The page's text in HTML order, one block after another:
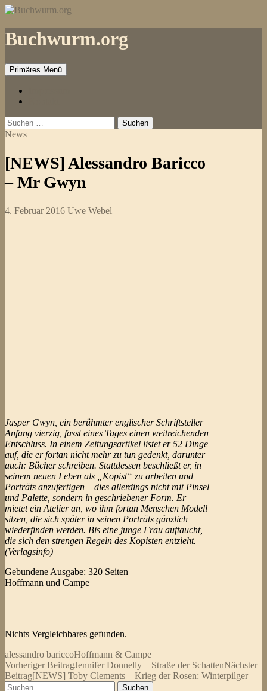
Zum
springen
Buchwurm.org
Primäres Menü
Suchen
nach:
News
[NEWS] Alessandro Baricco
– Mr Gwyn
4. Februar 2016 Uwe Webel
Jasper Gwyn, ein berühmter englischer Schriftsteller
Anfang vierzig, fasst eines Tages einen weitreichenden
Entschluss. In einem Zeitungsartikel listet er 52 Dinge
auf, die er fortan nicht mehr zu tun gedenkt, darunter
auch: Bücher schreiben. Stattdessen beschließt er, in
seinem neuen Leben als „Kopist“ zu arbeiten und
Porträts anzufertigen – dies allerdings nicht mit Pinsel
und Palette, sondern in geschriebener Form. Er
mietet ein Atelier an, wo ihm fortan Menschen Modell
sitzen, die sich später in seinen Porträts gänzlich
wiederfinden werden. Bis eine junge Frau auftaucht,
die sich den strengen Regeln des Kopisten entzieht.
(Verlagsinfo)
Gebundene Ausgabe: 320 Seiten
Hoffmann und Campe
Nichts Vergleichbares gefunden.
alessandro bariccoHoffmann & Campe
Beitragsnavigation
Vorheriger BeitragJennifer Donnelly – Straße der SchattenNächster
Beitrag[NEWS] Toby Clements – Krieg der Rosen: Winterpilger
Suchen